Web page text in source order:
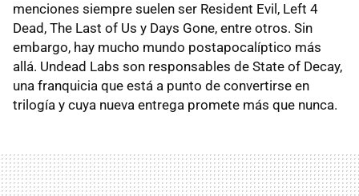
menciones siempre suelen ser Resident Evil, Left 4
Dead, The Last of Us y Days Gone, entre otros. Sin
embargo, hay mucho mundo postapocalíptico más
allá. Undead Labs son responsables de State of Decay,
una franquicia que está a punto de convertirse en
trilogía y cuya nueva entrega promete más que nunca.